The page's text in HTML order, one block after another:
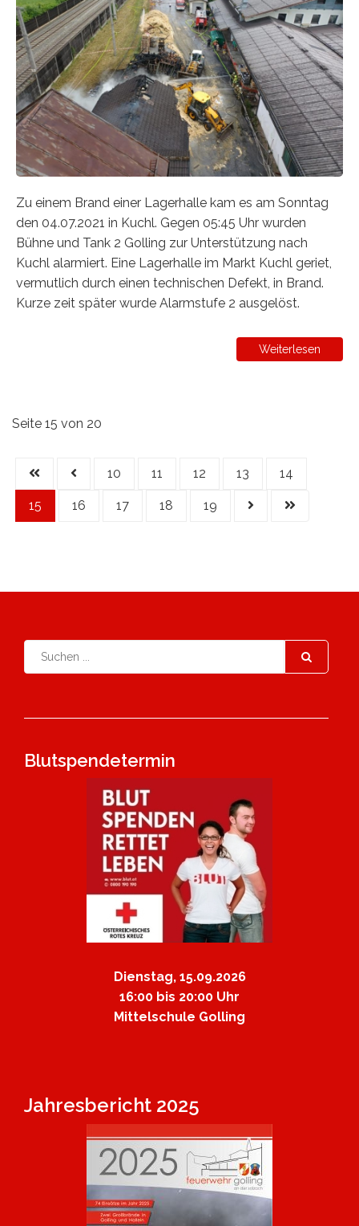
Zu einem Brand einer Lagerhalle kam es am Sonntag
den 04.07.2021 in Kuchl. Gegen 05:45 Uhr wurden
Bühne und Tank 2 Golling zur Unterstützung nach
Kuchl alarmiert. Eine Lagerhalle im Markt Kuchl geriet,
vermutlich durch einen technischen Defekt, in Brand.
Kurze zeit später wurde Alarmstufe 2 ausgelöst.
Weiterlesen
Seite 15 von 20
10 11 12 13 14
15 16 17 18 19
Blutspendetermin
Dienstag, 15.09.2026
16:00 bis 20:00 Uhr
Mittelschule Golling
Jahresbericht 2025